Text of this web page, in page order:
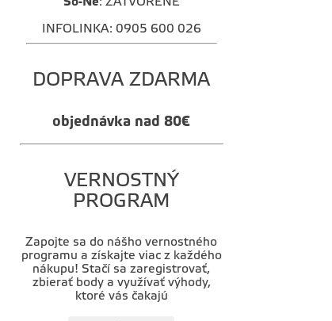
So-Ne: ZATVORENÉ
INFOLINKA: 0905 600 026
DOPRAVA ZDARMA
objednávka nad 80€
VERNOSTNÝ
PROGRAM
Zapojte sa do nášho vernostného
programu a získajte viac z každého
nákupu! Stačí sa zaregistrovať,
zbierať body a využívať výhody,
ktoré vás čakajú